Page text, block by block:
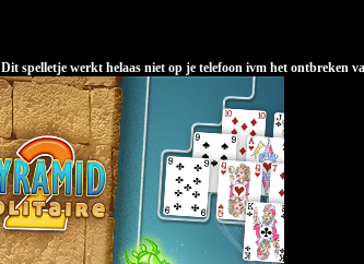
Dit spelletje werkt helaas niet op je telefoon ivm het ontbreken